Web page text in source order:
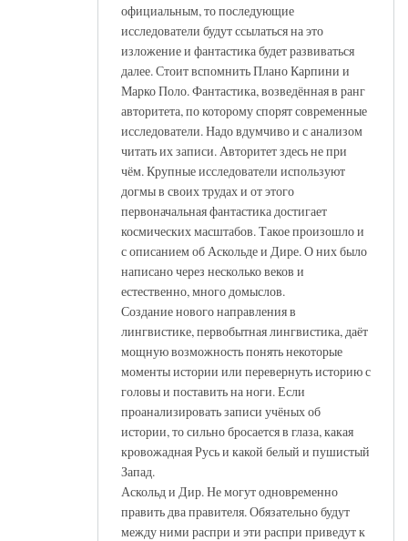
официальным, то последующие
исследователи будут ссылаться на это
изложение и фантастика будет развиваться
далее. Стоит вспомнить Плано Карпини и
Марко Поло. Фантастика, возведённая в ранг
авторитета, по которому спорят современные
исследователи. Надо вдумчиво и с анализом
читать их записи. Авторитет здесь не при
чём. Крупные исследователи используют
догмы в своих трудах и от этого
первоначальная фантастика достигает
космических масштабов. Такое произошло и
с описанием об Аскольде и Дире. О них было
написано через несколько веков и
естественно, много домыслов.
Создание нового направления в
лингвистике, первобытная лингвистика, даёт
мощную возможность понять некоторые
моменты истории или перевернуть историю с
головы и поставить на ноги. Если
проанализировать записи учёных об
истории, то сильно бросается в глаза, какая
кровожадная Русь и какой белый и пушистый
Запад.
Аскольд и Дир. Не могут одновременно
править два правителя. Обязательно будут
между ними распри и эти распри приведут к